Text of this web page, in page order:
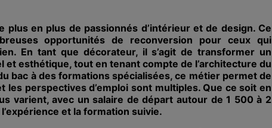
en plus de passionnés d’intérieur et de design. Ce
opportunités de reconversion pour ceux qui
En tant que décorateur, il s’agit de transformer un
esthétique, tout en tenant compte de l’architecture du
bac à des formations spécialisées, ce métier permet de
perspectives d’emploi sont multiples. Que ce soit en
varient, avec un salaire de départ autour de 1 500 à 2
et la formation suivie.